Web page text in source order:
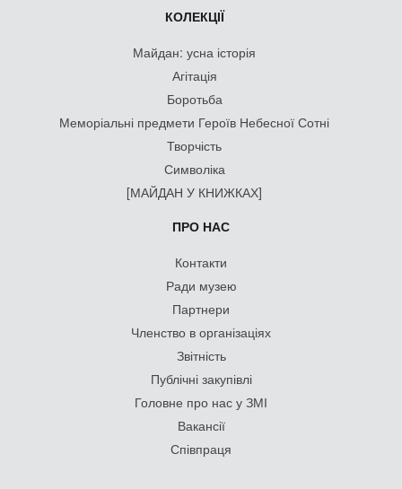
КОЛЕКЦІЇ
Майдан: усна історія
Агітація
Боротьба
Меморіальні предмети Героїв Небесної Сотні
Творчість
Символіка
[МАЙДАН У КНИЖКАХ]
ПРО НАС
Контакти
Ради музею
Партнери
Членство в організаціях
Звітність
Публічні закупівлі
Головне про нас у ЗМІ
Вакансії
Співпраця